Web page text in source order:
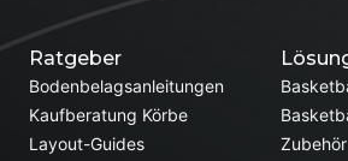
Zubehör
Ratgeber
Bodenbelagsanleitungen
Kaufberatung Körbe
Layout-Guides